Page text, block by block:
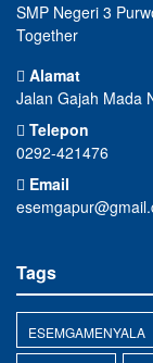
SMP Negeri 3
Together
Alamat
Jalan Gajah Mada
Telepon
0292-421476
Email
Tags
ESEMGAMENYALA